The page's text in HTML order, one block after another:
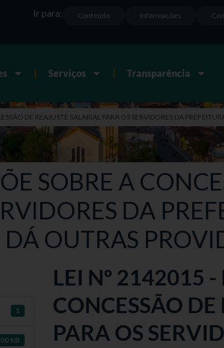
Informações
Conteúdo
Ir para:
Serviços Transparência
DE REAJUSTE SALARIAL PARA OS SERVIDORES DA
SOBRE A
DA
DÁ OUTRAS
1
KB
LEI Nº 2142015 -
CONCESSÃO
PARA OS